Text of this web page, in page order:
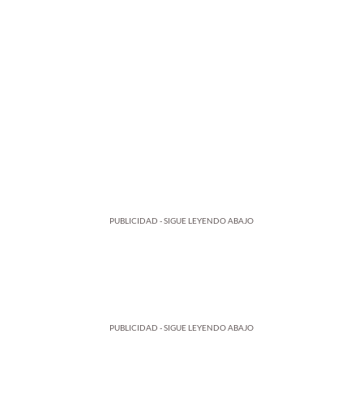
PUBLICIDAD - SIGUE LEYENDO ABAJO
PUBLICIDAD - SIGUE LEYENDO ABAJO